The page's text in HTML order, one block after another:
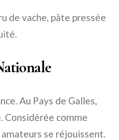
de vache, pâte pressée
Au Pays de Galles,
Considérée comme
se réjouissent.